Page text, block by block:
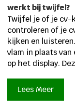
werkt bij twijfel?
Twijfel je of je cv-
controleren of je
kijken en
vlam in plaats
op het display.
Lees Meer